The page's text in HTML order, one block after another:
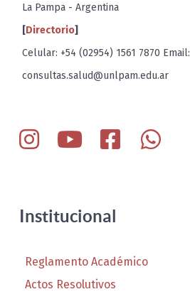
La Pampa - Argentina
[Directorio]
Celular: +54 (02954) 1561 7870 Email:
consultas.salud@unlpam.edu.ar
Institucional
Reglamento Académico
Actos Resolutivos